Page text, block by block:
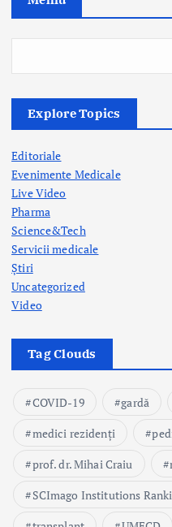
i
n
Explore Topics
Editoriale
Evenimente Medicale
Live Video
Pharma
Science&Tech
Servicii medicale
Știri
Uncategorized
Video
Tag Clouds
COVID-19 gardă
medici rezidenți
prof. dr. Mihai Craiu
SCImago Institutions